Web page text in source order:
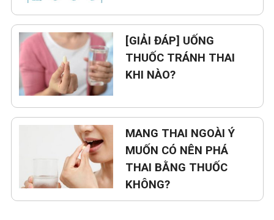
[GIẢI ĐÁP] UỐNG
THUỐC TRÁNH THAI
KHI NÀO?
MANG THAI NGOÀI Ý
MUỐN CÓ NÊN PHÁ
THAI BẰNG THUỐC
KHÔNG?